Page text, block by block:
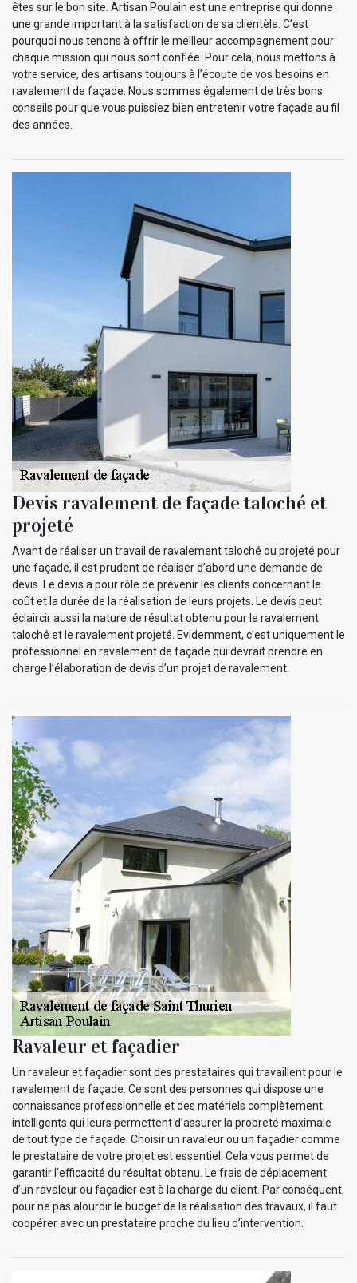
êtes sur le bon site. Artisan Poulain est une entreprise qui donne
une grande important à la satisfaction de sa clientèle. C’est
pourquoi nous tenons à offrir le meilleur accompagnement pour
chaque mission qui nous sont confiée. Pour cela, nous mettons à
votre service, des artisans toujours à l’écoute de vos besoins en
ravalement de façade. Nous sommes également de très bons
conseils pour que vous puissiez bien entretenir votre façade au fil
des années.
Devis ravalement de façade taloché et
projeté
Avant de réaliser un travail de ravalement taloché ou projeté pour
une façade, il est prudent de réaliser d’abord une demande de
devis. Le devis a pour rôle de prévenir les clients concernant le
coût et la durée de la réalisation de leurs projets. Le devis peut
éclaircir aussi la nature de résultat obtenu pour le ravalement
taloché et le ravalement projeté. Evidemment, c’est uniquement le
professionnel en ravalement de façade qui devrait prendre en
charge l’élaboration de devis d’un projet de ravalement.
Ravaleur et façadier
Un ravaleur et façadier sont des prestataires qui travaillent pour le
ravalement de façade. Ce sont des personnes qui dispose une
connaissance professionnelle et des matériels complètement
intelligents qui leurs permettent d’assurer la propreté maximale
de tout type de façade. Choisir un ravaleur ou un façadier comme
le prestataire de votre projet est essentiel. Cela vous permet de
garantir l’efficacité du résultat obtenu. Le frais de déplacement
d’un ravaleur ou façadier est à la charge du client. Par conséquent,
pour ne pas alourdir le budget de la réalisation des travaux, il faut
coopérer avec un prestataire proche du lieu d’intervention.